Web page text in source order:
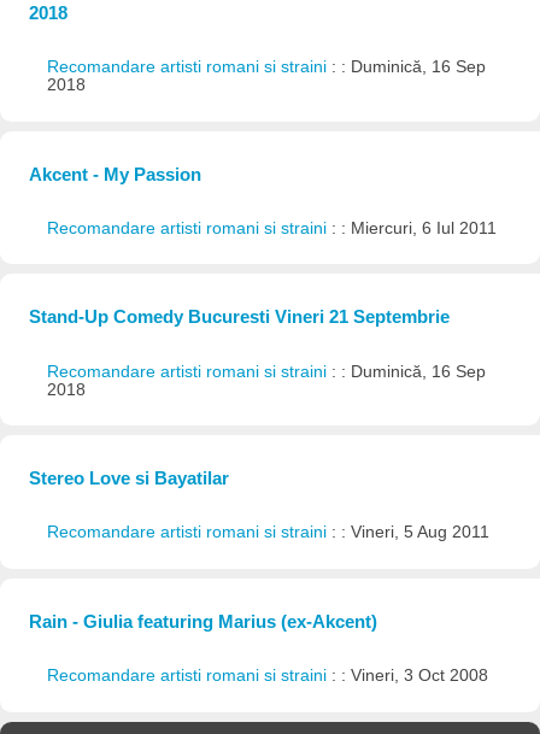
2018
Recomandare artisti romani si straini : : Duminică, 16 Sep
2018
Akcent - My Passion
Recomandare artisti romani si straini : : Miercuri, 6 Iul 2011
Stand-Up Comedy Bucuresti Vineri 21 Septembrie
Recomandare artisti romani si straini : : Duminică, 16 Sep
2018
Stereo Love si Bayatilar
Recomandare artisti romani si straini : : Vineri, 5 Aug 2011
Rain - Giulia featuring Marius (ex-Akcent)
Recomandare artisti romani si straini : : Vineri, 3 Oct 2008